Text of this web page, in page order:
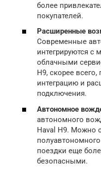
более
покупателей.
Расширенные
Современные
интегрируются с
облачными
H9, скорее
интеграцию и
подключения.
Автономное
автономного
Haval H9. Можно
поездки еще
безопасными.